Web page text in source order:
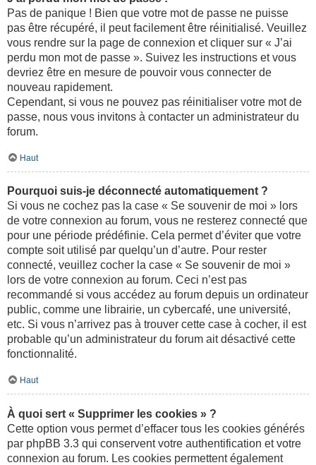
Pas de panique ! Bien que votre mot de passe ne puisse
pas être récupéré, il peut facilement être réinitialisé. Veuillez
vous rendre sur la page de connexion et cliquer sur « J’ai
perdu mon mot de passe ». Suivez les instructions et vous
devriez être en mesure de pouvoir vous connecter de
nouveau rapidement.
Cependant, si vous ne pouvez pas réinitialiser votre mot de
passe, nous vous invitons à contacter un administrateur du
forum.
Haut
Pourquoi suis-je déconnecté automatiquement ?
Si vous ne cochez pas la case « Se souvenir de moi » lors
de votre connexion au forum, vous ne resterez connecté que
pour une période prédéfinie. Cela permet d’éviter que votre
compte soit utilisé par quelqu’un d’autre. Pour rester
connecté, veuillez cocher la case « Se souvenir de moi »
lors de votre connexion au forum. Ceci n’est pas
recommandé si vous accédez au forum depuis un ordinateur
public, comme une librairie, un cybercafé, une université,
etc. Si vous n’arrivez pas à trouver cette case à cocher, il est
probable qu’un administrateur du forum ait désactivé cette
fonctionnalité.
Haut
À quoi sert « Supprimer les cookies » ?
Cette option vous permet d’effacer tous les cookies générés
par phpBB 3.3 qui conservent votre authentification et votre
connexion au forum. Les cookies permettent également